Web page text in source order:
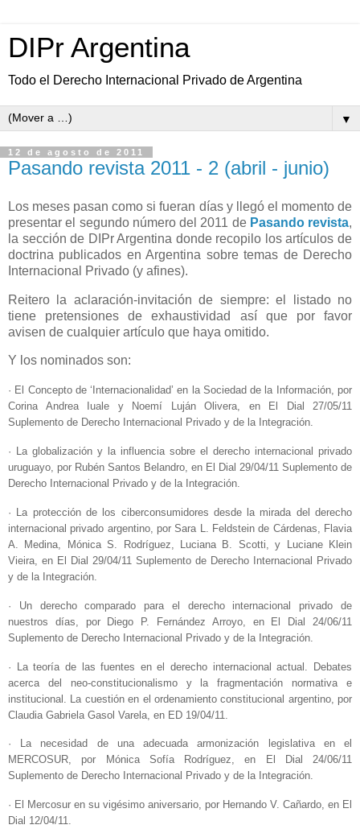
DIPr Argentina
Todo el Derecho Internacional Privado de Argentina
▼
12 de agosto de 2011
Pasando revista 2011 - 2 (abril - junio)
Los meses pasan como si fueran días y llegó el momento de
presentar el segundo número del 2011 de Pasando revista,
la sección de DIPr Argentina donde recopilo los artículos de
doctrina publicados en Argentina sobre temas de Derecho
Internacional Privado (y afines).
Reitero la aclaración-invitación de siempre: el listado no
tiene pretensiones de exhaustividad así que por favor
avisen de cualquier artículo que haya omitido.
Y los nominados son:
· El Concepto de ‘Internacionalidad’ en la Sociedad de la Información, por
Corina Andrea Iuale y Noemí Luján Olivera, en El Dial 27/05/11
Suplemento de Derecho Internacional Privado y de la Integración.
· La globalización y la influencia sobre el derecho internacional privado
uruguayo, por Rubén Santos Belandro, en El Dial 29/04/11 Suplemento de
Derecho Internacional Privado y de la Integración.
· La protección de los ciberconsumidores desde la mirada del derecho
internacional privado argentino, por Sara L. Feldstein de Cárdenas, Flavia
A. Medina, Mónica S. Rodríguez, Luciana B. Scotti, y Luciane Klein
Vieira, en El Dial 29/04/11 Suplemento de Derecho Internacional Privado
y de la Integración.
· Un derecho comparado para el derecho internacional privado de
nuestros días, por Diego P. Fernández Arroyo, en El Dial 24/06/11
Suplemento de Derecho Internacional Privado y de la Integración.
· La teoría de las fuentes en el derecho internacional actual. Debates
acerca del neo-constitucionalismo y la fragmentación normativa e
institucional. La cuestión en el ordenamiento constitucional argentino, por
Claudia Gabriela Gasol Varela, en ED 19/04/11.
· La necesidad de una adecuada armonización legislativa en el
MERCOSUR, por Mónica Sofía Rodríguez, en El Dial 24/06/11
Suplemento de Derecho Internacional Privado y de la Integración.
· El Mercosur en su vigésimo aniversario, por Hernando V. Cañardo, en El
Dial 12/04/11.